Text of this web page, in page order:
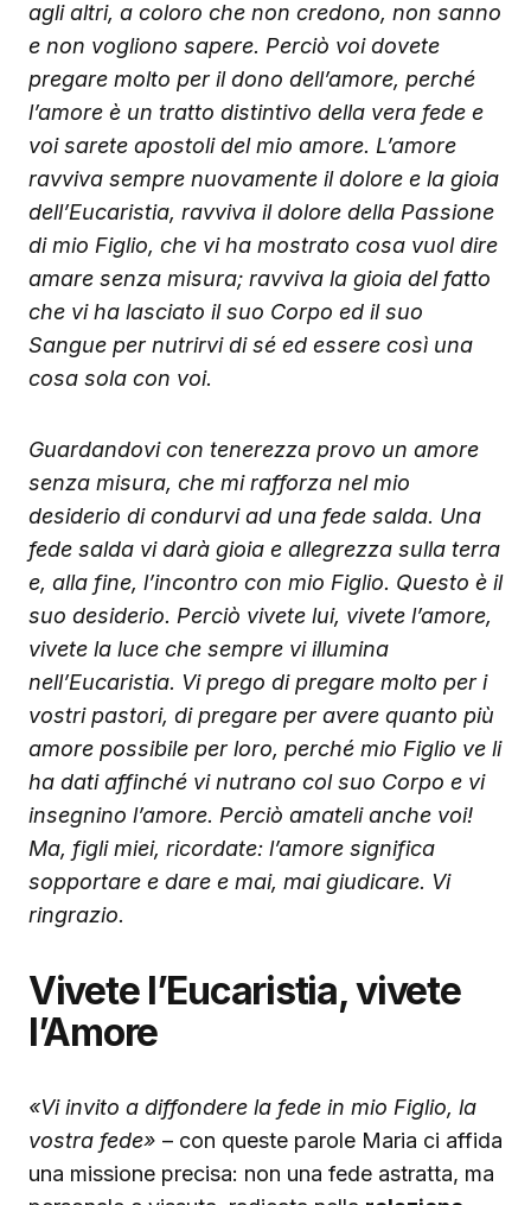
agli altri, a coloro che non credono, non sanno
e non vogliono sapere. Perciò voi dovete
pregare molto per il dono dell’amore, perché
l’amore è un tratto distintivo della vera fede e
voi sarete apostoli del mio amore. L’amore
ravviva sempre nuovamente il dolore e la gioia
dell’Eucaristia, ravviva il dolore della Passione
di mio Figlio, che vi ha mostrato cosa vuol dire
amare senza misura; ravviva la gioia del fatto
che vi ha lasciato il suo Corpo ed il suo
Sangue per nutrirvi di sé ed essere così una
cosa sola con voi.
Guardandovi con tenerezza provo un amore
senza misura, che mi rafforza nel mio
desiderio di condurvi ad una fede salda. Una
fede salda vi darà gioia e allegrezza sulla terra
e, alla fine, l’incontro con mio Figlio. Questo è il
suo desiderio. Perciò vivete lui, vivete l’amore,
vivete la luce che sempre vi illumina
nell’Eucaristia. Vi prego di pregare molto per i
vostri pastori, di pregare per avere quanto più
amore possibile per loro, perché mio Figlio ve li
ha dati affinché vi nutrano col suo Corpo e vi
insegnino l’amore. Perciò amateli anche voi!
Ma, figli miei, ricordate: l’amore significa
sopportare e dare e mai, mai giudicare. Vi
ringrazio.
Vivete l’Eucaristia, vivete
l’Amore
«Vi invito a diffondere la fede in mio Figlio, la
vostra fede» – con queste parole Maria ci affida
una missione precisa: non una fede astratta, ma